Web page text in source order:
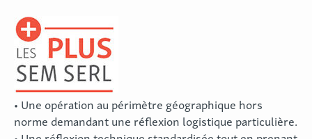
• Une opération au périmètre géographique hors
norme demandant une réflexion logistique particulière.